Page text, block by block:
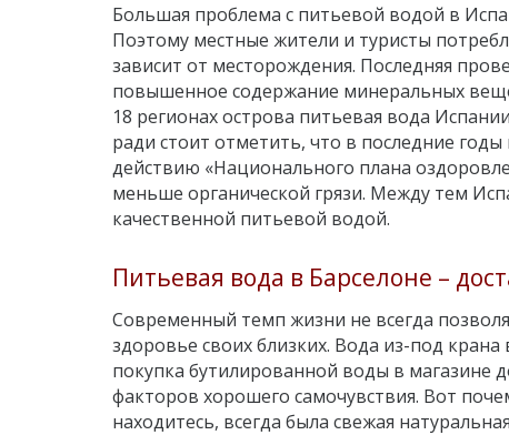
Большая проблема с питьевой водой в
Поэтому местные жители и туристы
зависит от месторождения. Последняя
повышенное содержание минеральных
18 регионах острова питьевая вода
ради стоит отметить, что в последние
действию «Национального плана
меньше органической грязи. Между тем
качественной питьевой водой.
Питьевая вода в Барселоне –
Современный темп жизни не всегда
здоровье своих близких. Вода из-под
покупка бутилированной воды в магазине
факторов хорошего самочувствия. Вот
находитесь, всегда была свежая